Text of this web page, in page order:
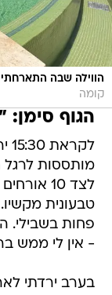
הווילה שבה
קומה
הגוף סימן:
מותססות לרגל
לצד 10
פחות בשבילי.
- אין לי ממש
בערב ירדתי